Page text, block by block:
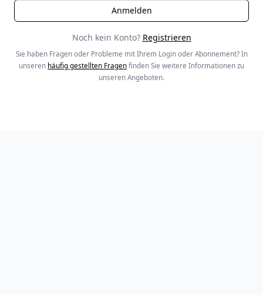
Noch kein Konto? Registrieren
Sie haben Fragen oder Probleme mit Ihrem Login oder Abonnement? In
unseren häufig gestellten Fragen finden Sie weitere Informationen zu
unseren Angeboten.